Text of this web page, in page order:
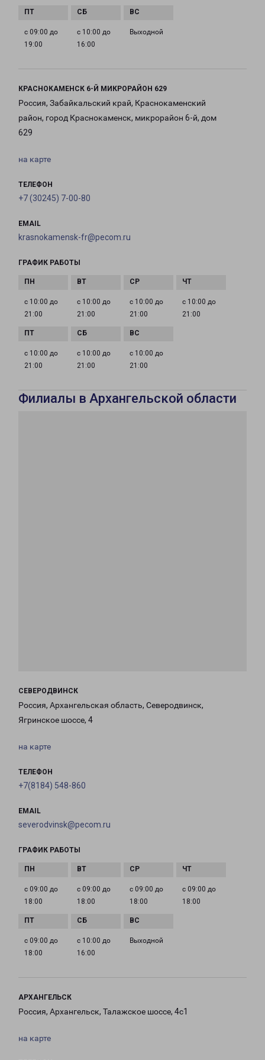
с 09:00 до
19:00
с 10:00 до
16:00
Выходной
КРАСНОКАМЕНСК 6-Й МИКРОРАЙОН 629
Россия, Забайкальский край, Краснокаменский
район, город Краснокаменск, микрорайон 6-й, дом
629
на карте
ТЕЛЕФОН
+7 (30245) 7-00-80
EMAIL
krasnokamensk-fr@pecom.ru
ГРАФИК РАБОТЫ
с 10:00 до
21:00
с 10:00 до
21:00
с 10:00 до
21:00
с 10:00 до
21:00
с 10:00 до
21:00
с 10:00 до
21:00
с 10:00 до
21:00
Филиалы в Архангельской области
СЕВЕРОДВИНСК
Россия, Архангельская область, Северодвинск,
Ягринское шоссе, 4
на карте
ТЕЛЕФОН
+7(8184) 548-860
EMAIL
severodvinsk@pecom.ru
ГРАФИК РАБОТЫ
с 09:00 до
18:00
с 09:00 до
18:00
с 09:00 до
18:00
с 09:00 до
18:00
с 09:00 до
18:00
с 10:00 до
16:00
Выходной
АРХАНГЕЛЬСК
Россия, Архангельск, Талажское шоссе, 4с1
на карте